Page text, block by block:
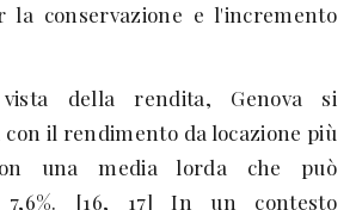
la conservazione e l'incremento
della rendita, Genova si
il rendimento da locazione più
una media lorda che può
[16, 17] In un contesto